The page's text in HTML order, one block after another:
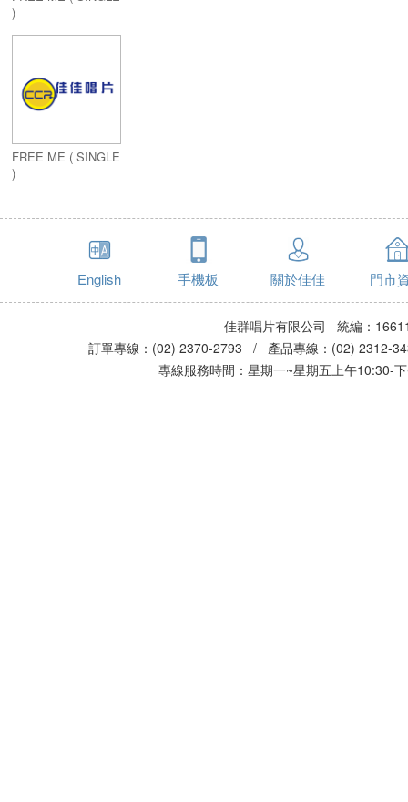
)
FREE ME ( SINGLE
)
English 手機板 關於佳佳 門市
佳群唱片有限公司 統編：
訂單專線：(02) 2370-2793 / 產品專線：(02)
專線服務時間：星期一~星期五上午10:30-